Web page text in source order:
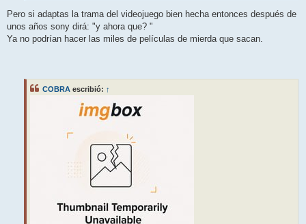
Pero si adaptas la trama del videojuego bien hecha entonces después de
unos años sony dirá: "y ahora que? "
Ya no podrían hacer las miles de películas de mierda que sacan.
COBRA escribió: ↑